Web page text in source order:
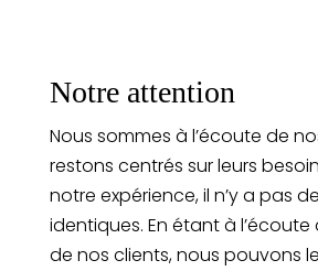
Notre attention
Nous sommes à l’écoute de
restons centrés sur leurs
notre expérience, il n’y a pas
identiques. En étant à l’écoute
de nos clients, nous pouvons